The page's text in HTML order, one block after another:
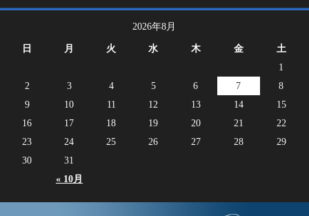
2026年8月
日 月 火 水 木 金 土
« 10月
1
2
3 4 5 6 7
8
9
10 11 12 13 14
15
16
17 18 19 20 21
22
23
24 25 26 27 28
29
30
31